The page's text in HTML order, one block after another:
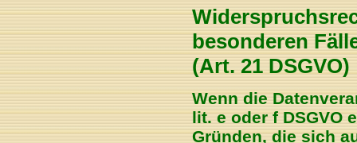
besonderen
(Art. 21 DSGVO)
Wenn die
lit. e oder f DSGVO
Gründen, die sich